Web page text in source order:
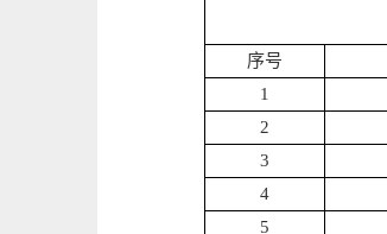
序号
1
2
3
4
5